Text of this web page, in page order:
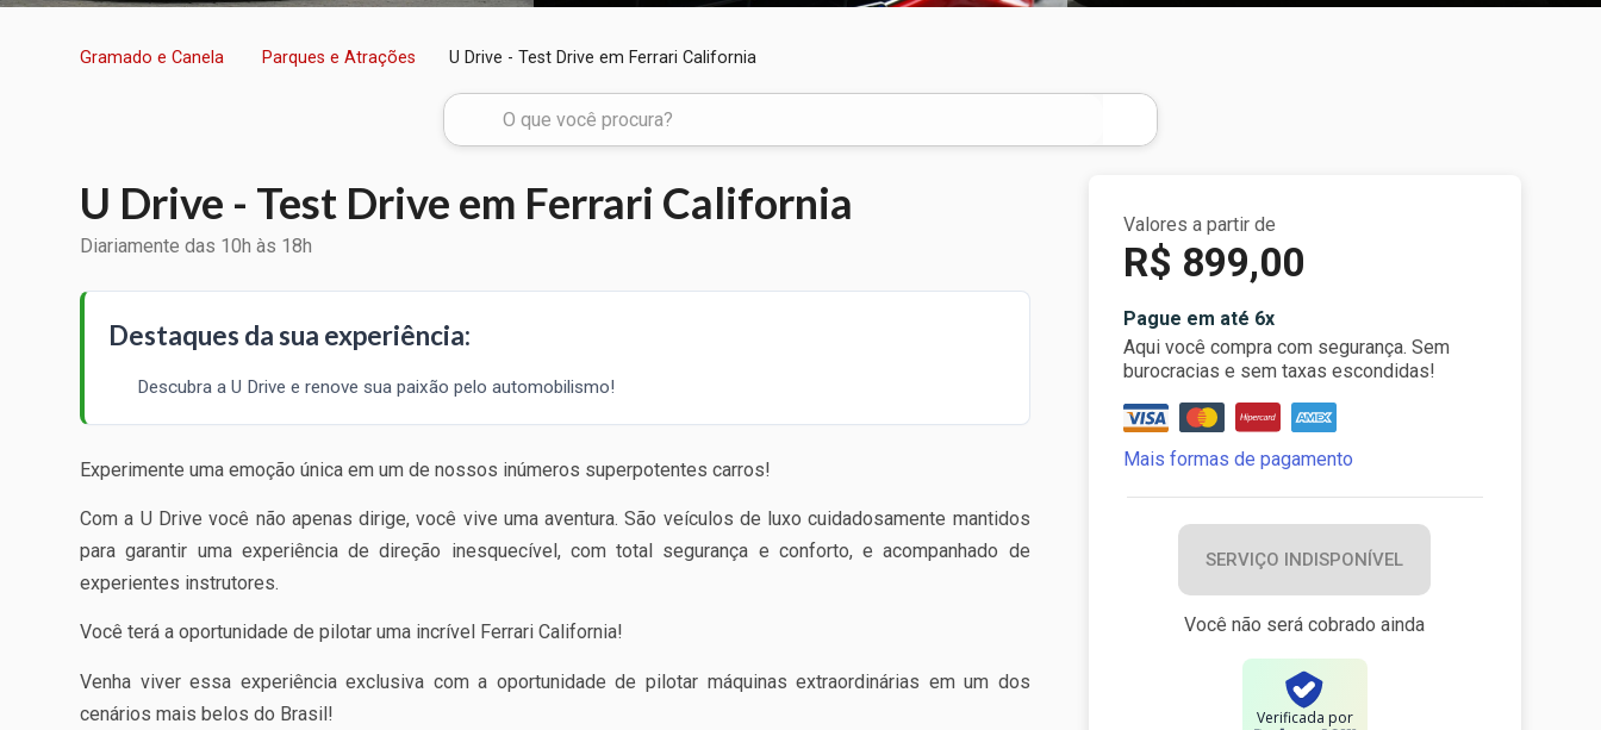
Gramado e Canela Parques e Atrações U Drive - Test Drive em Ferrari California
Valores a partir de
R$ 899,00
Pague em até 6x
Aqui você compra com segurança. Sem
burocracias e sem taxas escondidas!
Mais formas de pagamento
SERVIÇO INDISPONÍVEL
Você não será cobrado ainda
Verificada por
U Drive - Test Drive em Ferrari California
Diariamente das 10h às 18h
Destaques da sua experiência:
Descubra a U Drive e renove sua paixão pelo automobilismo!
Experimente uma emoção única em um de nossos inúmeros superpotentes carros!
Com a U Drive você não apenas dirige, você vive uma aventura. São veículos de luxo cuidadosamente mantidos
para garantir uma experiência de direção inesquecível, com total segurança e conforto, e acompanhado de
experientes instrutores.
Você terá a oportunidade de pilotar uma incrível Ferrari California!
Venha viver essa experiência exclusiva com a oportunidade de pilotar máquinas extraordinárias em um dos
cenários mais belos do Brasil!